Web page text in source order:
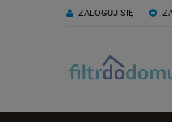
ZALOGUJ SIĘ